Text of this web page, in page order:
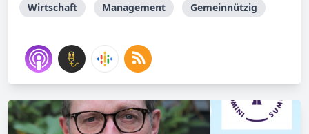
Wirtschaft Management Gemeinnützig